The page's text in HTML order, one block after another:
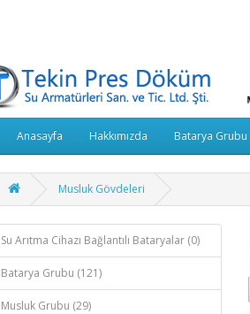
Anasayfa Hakkımızda Batarya Grubu
Musluk Gövdeleri
Su Arıtma Cihazı Bağlantılı Bataryalar (0)
Batarya Grubu (121)
Musluk Grubu (29)